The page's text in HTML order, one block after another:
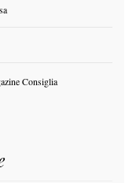
Consiglia